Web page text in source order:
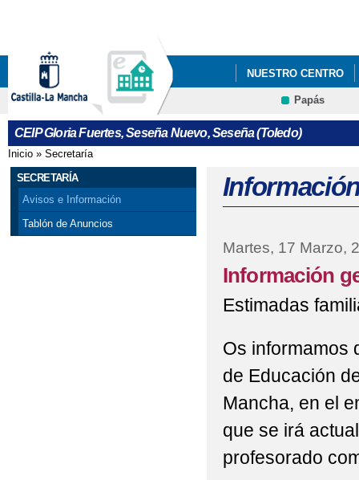
NUESTRO CENTRO
Papás
CEIP Gloria Fuertes, Seseña Nuevo, Seseña (Toledo)
Se encuentra usted aquí
Inicio » Secretaría
SECRETARÍA
Avisos e Información
Tablón de Anuncios
Martes, 17 Marzo,
Información
Estimadas
Os informamos
de Educación
Mancha, en el
que se irá
profesorado